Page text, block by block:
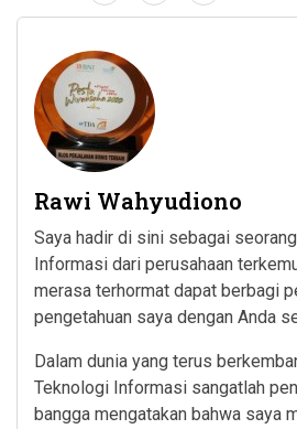
Rawi Wahyudiono
Saya hadir di sini sebagai
Informasi dari perusahaan
merasa terhormat dapat berbagi
pengetahuan saya dengan Anda
Dalam dunia yang terus
Teknologi Informasi sangatlah
bangga mengatakan bahwa saya